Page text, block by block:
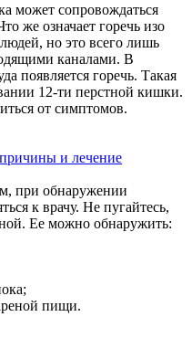
может сопровождаться
же означает горечь изо
но это всего лишь
каналами. В
появляется горечь. Такая
12-ти перстной кишки.
от симптомов.
при обнаружении
к врачу. Не пугайтесь,
Ее можно обнаружить:
пищи.